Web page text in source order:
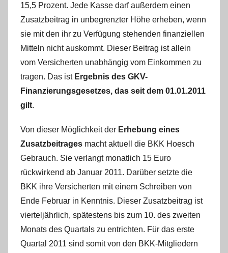
15,5 Prozent. Jede Kasse darf außerdem einen
Zusatzbeitrag in unbegrenzter Höhe erheben, wenn
sie mit den ihr zu Verfügung stehenden finanziellen
Mitteln nicht auskommt. Dieser Beitrag ist allein
vom Versicherten unabhängig vom Einkommen zu
tragen. Das ist Ergebnis des GKV-
Finanzierungsgesetzes, das seit dem 01.01.2011
gilt.
Von dieser Möglichkeit der Erhebung eines
Zusatzbeitrages macht aktuell die BKK Hoesch
Gebrauch. Sie verlangt monatlich 15 Euro
rückwirkend ab Januar 2011. Darüber setzte die
BKK ihre Versicherten mit einem Schreiben von
Ende Februar in Kenntnis. Dieser Zusatzbeitrag ist
vierteljährlich, spätestens bis zum 10. des zweiten
Monats des Quartals zu entrichten. Für das erste
Quartal 2011 sind somit von den BKK-Mitgliedern